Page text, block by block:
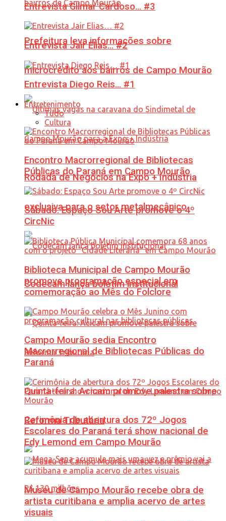
Prefeitura leva informações sobre
microcrédito aos bairros de Campo Mourão
Rodada de Negócios na Expo + Indústria
exclusiva para o setor metalmecânico
Codecam lança boletim institucional
Quinta-feira: Acicam promove palestra sobre
Reforma Tributária
Entrevista Gilmar Cardoso… #3
Entrevista Jair Elias… #2
Entrevista Diego Reis… #1
Entretenimento
Tudo
Cultura
Encontro Macrorregional de Bibliotecas
Públicas do Paraná em Campo Mourão
Sábado: Espaço Sou Arte promove o 4º
CircNic
Biblioteca Municipal de Campo Mourão
promove programação especial em
comemoração ao Mês do Folclore
Campo Mourão sedia Encontro
Macrorregional de Bibliotecas Públicas do
Paraná
Cerimônia de abertura dos 72º Jogos
Escolares do Paraná terá show nacional de
Edy Lemond em Campo Mourão
Museu de Campo Mourão recebe obra de
artista curitibana e amplia acervo de artes
visuais